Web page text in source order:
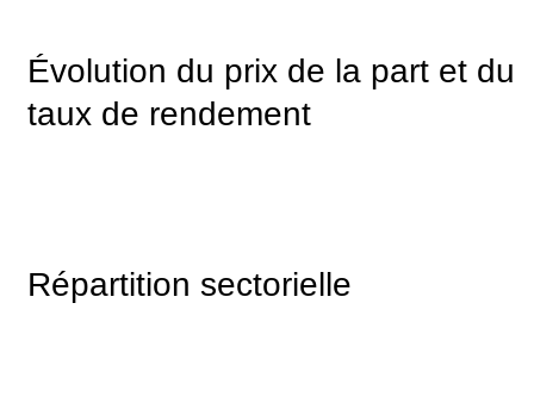
Évolution du prix de la part et du
taux de rendement
Répartition sectorielle